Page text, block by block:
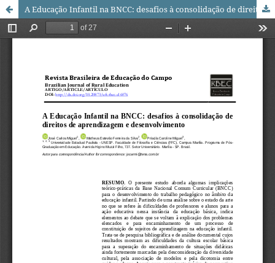
A Educação Infantil na BNCC: desafios à consolidação de direitos de aprendizagem e desenvolvimento